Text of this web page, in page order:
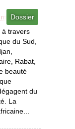
Dossier villes à la
à travers
du Sud,
Rabat,
beauté
du
La